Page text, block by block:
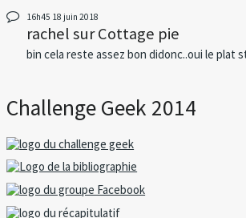
16h45 18 juin 2018
rachelsurCottage pie
bin cela reste assez bon didonc..oui le plat
Challenge Geek 2014